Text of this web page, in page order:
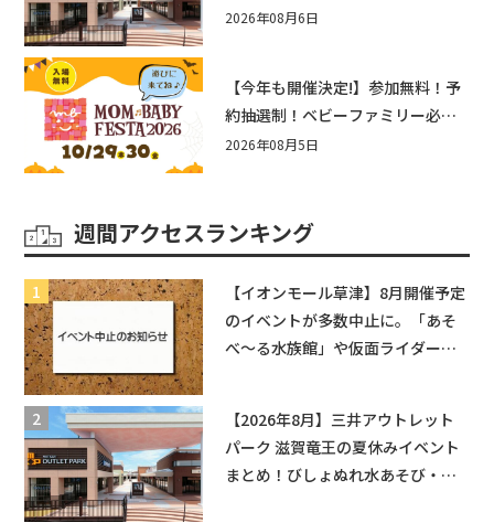
まとめ！びしょぬれ水あそび・激
2026年08月6日
【今年も開催決定!】参加無料！予
約抽選制！ベビーファミリー必見
☆入場無料☆10/29(木)30(金)ママ
2026年08月5日
週間アクセスランキング
【イオンモール草津】8月開催予定
のイベントが多数中止に。「あそ
べ〜る水族館」や仮面ライダーシ
【2026年8月】三井アウトレット
パーク 滋賀竜王の夏休みイベント
まとめ！びしょぬれ水あそび・激